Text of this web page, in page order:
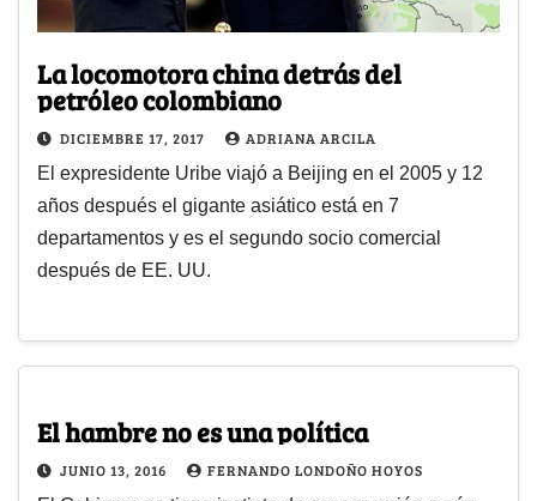
La locomotora china detrás del
petróleo colombiano
DICIEMBRE 17, 2017 ADRIANA ARCILA
El expresidente Uribe viajó a Beijing en el 2005 y 12
años después el gigante asiático está en 7
departamentos y es el segundo socio comercial
después de EE. UU.
El hambre no es una política
JUNIO 13, 2016 FERNANDO LONDOÑO HOYOS